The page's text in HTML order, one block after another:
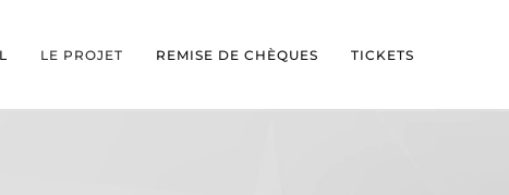
LE PROJET REMISE DE CHÈQUES TICKETS